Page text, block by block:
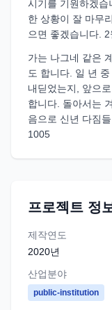
시기를 기원하겠습
한 상황이 잘 마무
으면 좋겠습니다.
가는 나그네 같은
도 합니다. 일 년
내딛었는지, 앞으
합니다. 돌아서는
음으로 신년 다짐
1005
프로젝트 정
제작연도
2020년
산업분야
public-institution